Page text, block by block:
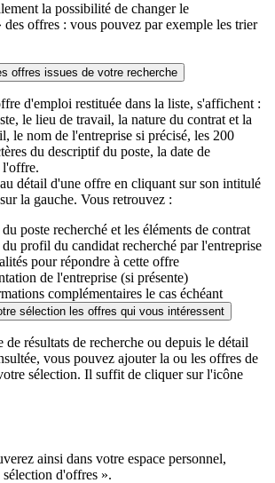
la possibilité de changer le
des offres : vous pouvez par exemple les trier
offres issues de votre recherche
d'emploi restituée dans la liste, s'affichent :
le lieu de travail, la nature du contrat et la
le nom de l'entreprise si précisé, les 200
du descriptif du poste, la date de
l'offre.
détail d'une offre en cliquant sur son intitulé
la gauche. Vous retrouvez :
poste recherché et les éléments de contrat
profil du candidat recherché par l'entreprise
pour répondre à cette offre
de l'entreprise (si présente)
complémentaires le cas échéant
sélection les offres qui vous intéressent
de résultats de recherche ou depuis le détail
vous pouvez ajouter la ou les offres de
sélection. Il suffit de cliquer sur l'icône
ainsi dans votre espace personnel,
d'offres ».